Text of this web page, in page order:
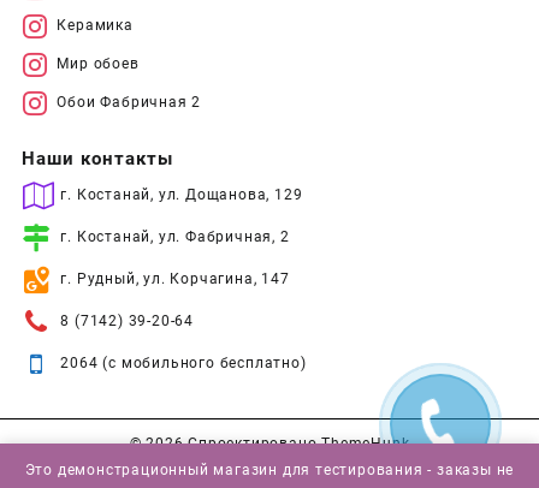
Керамика
Мир обоев
Обои Фабричная 2
Наши контакты
г. Костанай, ул. Дощанова, 129
г. Костанай, ул. Фабричная, 2
г. Рудный, ул. Корчагина, 147
8 (7142) 39-20-64
2064 (с мобильного бесплатно)
© 2026Спроектировано ThemeHunk
Это демонстрационный магазин для тестирования - заказы не